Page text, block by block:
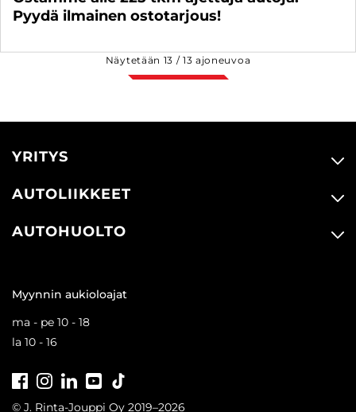
Pyydä ilmainen ostotarjous!
Näytetään 13 /13 ajoneuvoa
YRITYS
AUTOLIIKKEET
AUTOHUOLTO
Myynnin aukioloajat
ma - pe 10 - 18
la 10 - 16
FacebookInstagramLinkedInYoutube
© J. Rinta-Jouppi Oy 2019–2026